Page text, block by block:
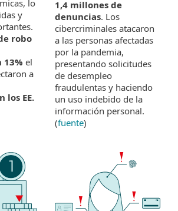
lo
y
robo
el
a
los EE.
1,4 millones de
denuncias. Los
cibercriminales atacaron
a las personas afectadas
por la pandemia,
presentando solicitudes
de desempleo
fraudulentas y haciendo
un uso indebido de la
información personal.
(fuente)